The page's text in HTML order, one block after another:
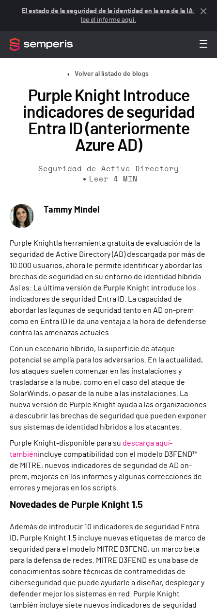
El estado de la seguridad de la identidad en la era de la IA:
lee el informe aquí.
Volver al listado de blogs
Purple Knight Introduce
indicadores de seguridad
Entra ID (anteriormente
Azure AD)
Seguridad de Active Directory
Leer
4 MIN
Tammy Mindel
Purple Knightla herramienta gratuita de evaluación de la
seguridad de Active Directory (AD) descargada por más de
10.000 usuarios, ahora le permite identificar y abordar las
brechas de seguridad en su entorno de identidad híbrida.
Así es: La última versión de Purple Knight introduce los
indicadores de seguridad Entra ID. La capacidad de
abordar las lagunas de seguridad tanto en AD on-prem
como en Entra ID le da una ventaja a la hora de defenderse
contra las amenazas actuales.
Con un escenario híbrido, la superficie de ataque
potencial se amplía para los adversarios. En la actualidad,
los ataques suelen comenzar en las instalaciones y
trasladarse a la nube, como en el caso del ataque de
SolarWinds, o pasar de la nube a las instalaciones. La
nueva versión de Purple Knight ayuda a las organizaciones
a descubrir las brechas de seguridad que pueden exponer
sus sistemas de identidad híbridos a los atacantes.
Purple Knight-disponible para su descarga aquí-
tambiénincluye compatibilidad con el modelo D3FEND™
de MITRE, nuevos indicadores de seguridad de AD on-
prem, mejoras en los informes y algunas correcciones de
errores y mejoras en los scripts.
Novedades de Purple Knight 1.5
Además de introducir 10 indicadores de seguridad Entra
ID, Purple Knight 1.5 incluye nuevas etiquetas de marco de
seguridad para el modelo MITRE D3FEND, un marco beta
para la defensa de redes. MITRE D3FEND es una base de
conocimientos sobre técnicas de contramedidas de
ciberseguridad que puede ayudarle a diseñar, desplegar y
defender mejor los sistemas en red. Purple Knight
también incluye siete nuevos indicadores de seguridad